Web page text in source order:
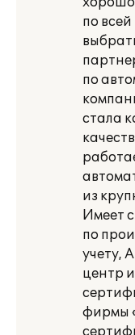
по
по
стала
из
Имеет
по
учету,
центр
фирмы